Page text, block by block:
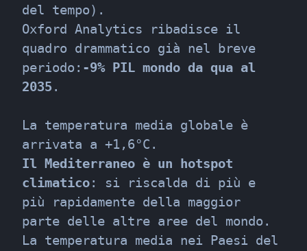
del tempo).
Oxford Analytics ribadisce il
quadro drammatico già nel breve
periodo: -9% PIL mondo da qua al
2035 .
La temperatura media globale è
Il Mediterraneo è un hotspot
climatico: si riscalda di più e
più rapidamente della maggior
parte delle altre aree del mondo.
La temperatura media nei Paesi del